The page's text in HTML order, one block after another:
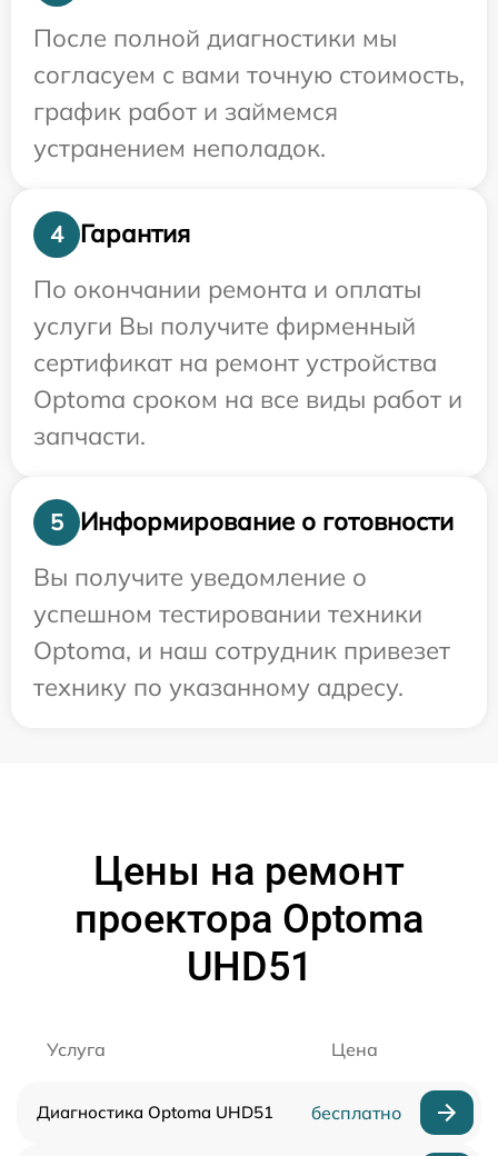
После полной диагностики мы
согласуем с вами точную стоимость,
график работ и займемся
устранением неполадок.
4
Гарантия
По окончании ремонта и оплаты
услуги Вы получите фирменный
сертификат на ремонт устройства
Optoma сроком на все виды работ и
запчасти.
5
Информирование о готовности
Вы получите уведомление о
успешном тестировании техники
Optoma, и наш сотрудник привезет
технику по указанному адресу.
Цены на ремонт
проектора Optoma
UHD51
Услуга Цена
Диагностика Optoma UHD51 бесплатно